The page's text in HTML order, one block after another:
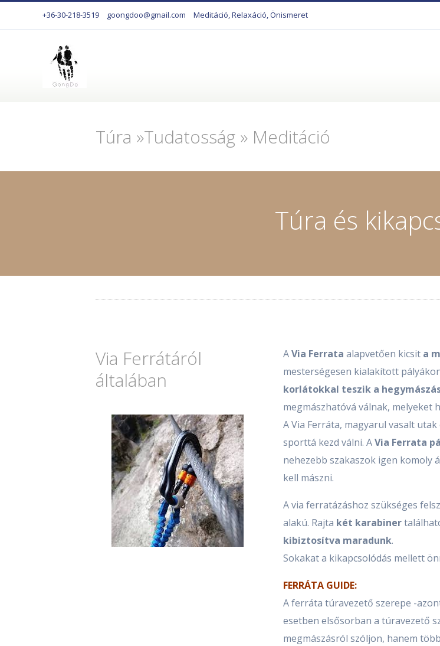
+36-30-218-3519 goongdoo@gmail.com Meditáció, Relaxáció, Önismeret
Túra »Tudatosság » Meditáció
Túra és
Via Ferrátáról
általában
AVia Ferrata alapvetően kicsit a
mesterségesen kialakított
korlátokkal teszik a
megmászhatóvá válnak, melyeket
A Via Ferráta, magyarul vasalt
sporttá kezd válni. AVia Ferrata
nehezebb szakaszok igen komoly
kell mászni.
A via ferratázáshoz szükséges
alakú. Rajta két karabiner
kibiztosítva maradunk.
Sokakat a kikapcsolódás mellett
FERRÁTA GUIDE:
A ferráta túravezető szerepe -
esetben elsősorban a túravezető
megmászásról szóljon, hanem